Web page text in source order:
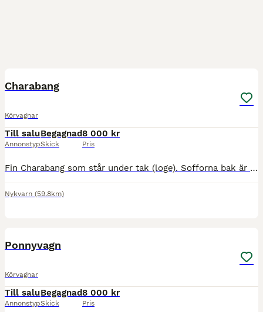
Charabang
Körvagnar
Till salu
Annonstyp
Begagnad
Skick
8 000 kr
Pris
Fin Charabang som står under tak (loge). Sofforna bak är ca: 105 cm långa. Mått på skacklarna som sitter på är ca: 55 cm fram och 70 cm bak (mot vagnen), längd ca: 210 cm. Prisidé 8 000:- Lämna gärna
Nykvarn (59.8km)
Ponnyvagn
Körvagnar
Till salu
Annonstyp
Begagnad
Skick
8 000 kr
Pris